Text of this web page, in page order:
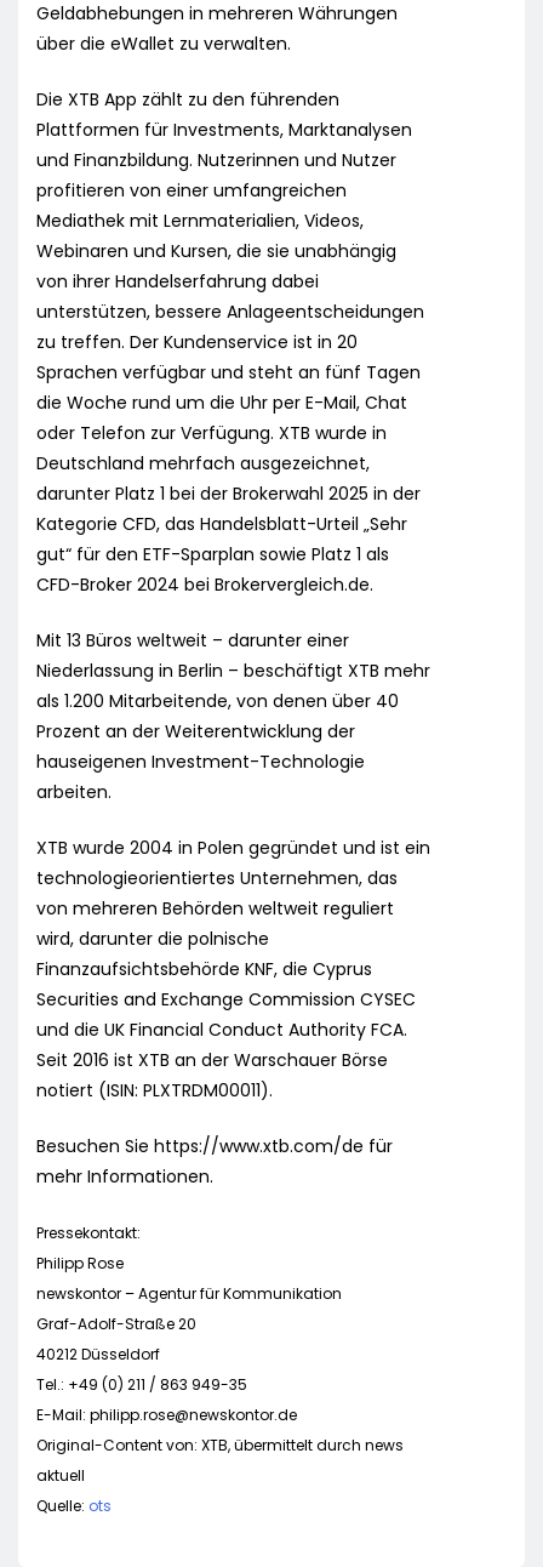
Geldabhebungen in mehreren Währungen
über die eWallet zu verwalten.
Die XTB App zählt zu den führenden
Plattformen für Investments, Marktanalysen
und Finanzbildung. Nutzerinnen und Nutzer
profitieren von einer umfangreichen
Mediathek mit Lernmaterialien, Videos,
Webinaren und Kursen, die sie unabhängig
von ihrer Handelserfahrung dabei
unterstützen, bessere Anlageentscheidungen
zu treffen. Der Kundenservice ist in 20
Sprachen verfügbar und steht an fünf Tagen
die Woche rund um die Uhr per E-Mail, Chat
oder Telefon zur Verfügung. XTB wurde in
Deutschland mehrfach ausgezeichnet,
darunter Platz 1 bei der Brokerwahl 2025 in der
Kategorie CFD, das Handelsblatt-Urteil „Sehr
gut“ für den ETF-Sparplan sowie Platz 1 als
CFD-Broker 2024 bei Brokervergleich.de.
Mit 13 Büros weltweit – darunter einer
Niederlassung in Berlin – beschäftigt XTB mehr
als 1.200 Mitarbeitende, von denen über 40
Prozent an der Weiterentwicklung der
hauseigenen Investment-Technologie
arbeiten.
XTB wurde 2004 in Polen gegründet und ist ein
technologieorientiertes Unternehmen, das
von mehreren Behörden weltweit reguliert
wird, darunter die polnische
Finanzaufsichtsbehörde KNF, die Cyprus
Securities and Exchange Commission CYSEC
und die UK Financial Conduct Authority FCA.
Seit 2016 ist XTB an der Warschauer Börse
notiert (ISIN: PLXTRDM00011).
Besuchen Sie https://www.xtb.com/de für
mehr Informationen.
Pressekontakt:
Philipp Rose
newskontor – Agentur für Kommunikation
Graf-Adolf-Straße 20
40212 Düsseldorf
Tel.: +49 (0) 211 / 863 949-35
E-Mail: philipp.rose@newskontor.de
Original-Content von: XTB, übermittelt durch news
aktuell
Quelle: ots